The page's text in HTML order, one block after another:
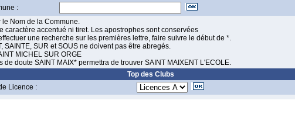
:
le Nom de la Commune.
caractère accentué ni tiret. Les apostrophes sont conservées
une recherche sur les premières lettre, faire suivre le début de *.
SAINTE, SUR et SOUS ne doivent pas être abregés.
MICHEL SUR ORGE
de doute SAINT MAIX* permettra de trouver SAINT MAIXENT L'ECOLE.
Top des Clubs
Licence :